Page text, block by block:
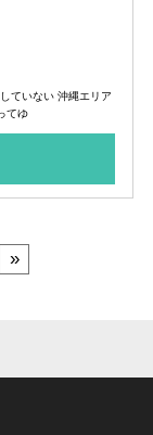
ていない 沖縄エリア
てゆ
»